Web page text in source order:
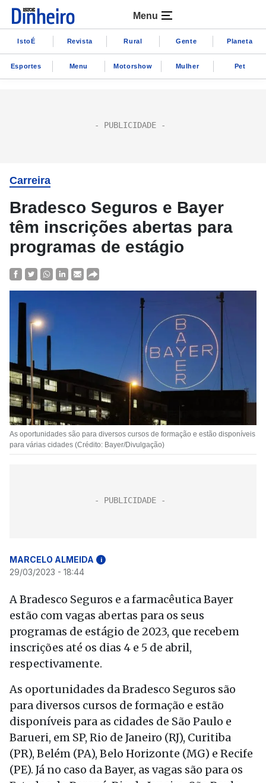
Menu
IstoÉ Revista Rural Gente Planeta
Esportes Menu Motorshow Mulher Pet
Carreira
Bradesco Seguros e Bayer
têm inscrições abertas para
programas de estágio
As oportunidades são para diversos cursos de formação e estão disponíveis
para várias cidades (Crédito: Bayer/Divulgação)
MARCELO ALMEIDA i
29/03/2023 - 18:44
A Bradesco Seguros e a farmacêutica Bayer
estão com vagas abertas para os seus
programas de estágio de 2023, que recebem
inscrições até os dias 4 e 5 de abril,
respectivamente.
As oportunidades da Bradesco Seguros são
para diversos cursos de formação e estão
disponíveis para as cidades de São Paulo e
Barueri, em SP, Rio de Janeiro (RJ), Curitiba
(PR), Belém (PA), Belo Horizonte (MG) e Recife
(PE). Já no caso da Bayer, as vagas são para os